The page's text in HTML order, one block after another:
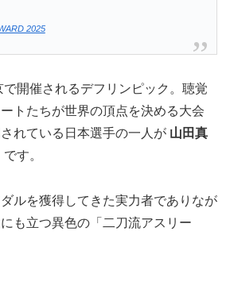
2025
開催されるデフリンピック。聴覚
トたちが世界の頂点を決める大会
れている日本選手の一人が 山田真
です。
ルを獲得してきた実力者でありなが
も立つ異色の「二刀流アスリー